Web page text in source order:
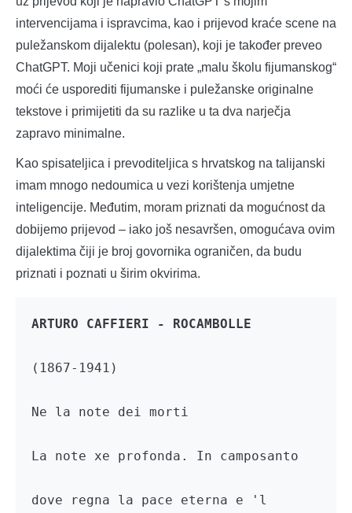
intervencijama i ispravcima, kao i prijevod kraće scene na
puležanskom dijalektu (polesan), koji je također preveo
ChatGPT. Moji učenici koji prate „malu školu fijumanskog“
moći će usporediti fijumanske i puležanske originalne
tekstove i primijetiti da su razlike u ta dva narječja
zapravo minimalne.
Kao spisateljica i prevoditeljica s hrvatskog na talijanski
imam mnogo nedoumica u vezi korištenja umjetne
inteligencije. Međutim, moram priznati da mogućnost da
dobijemo prijevod – iako još nesavršen, omogućava ovim
dijalektima čiji je broj govornika ograničen, da budu
priznati i poznati u širim okvirima.
(1867-1941)
Ne la note dei morti
La note xe profonda. In camposanto
dove regna la pace eterna e 'l